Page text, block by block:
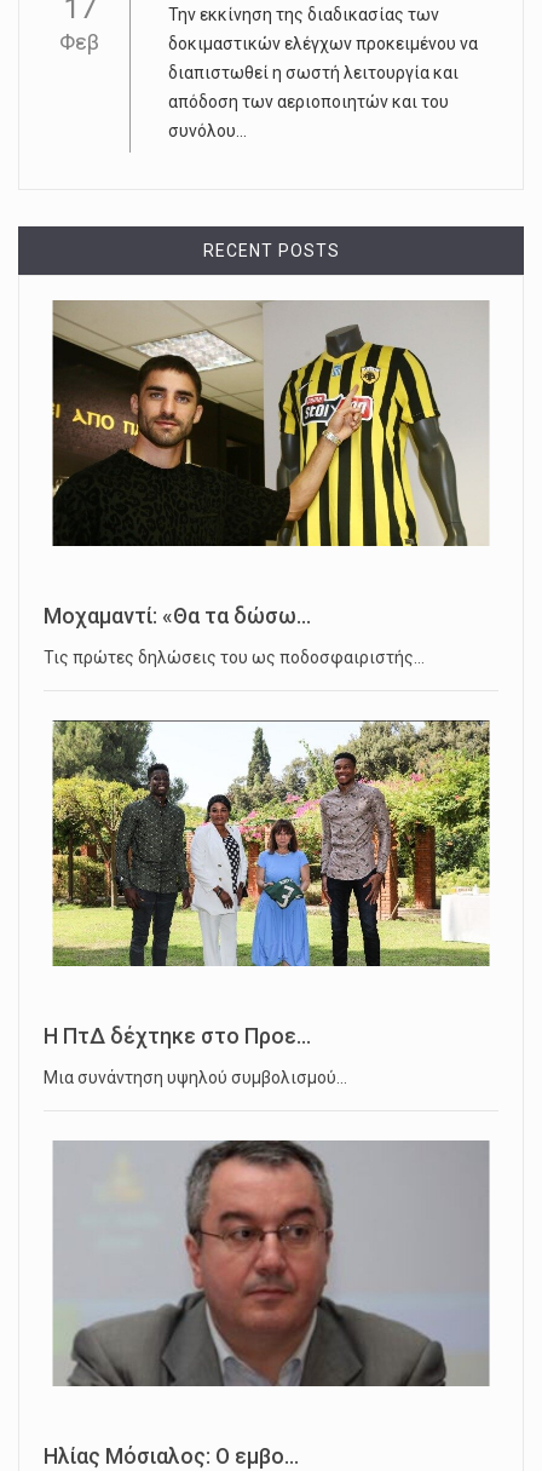
17
Φεβ
Την εκκίνηση της διαδικασίας των
δοκιμαστικών ελέγχων προκειμένου να
διαπιστωθεί η σωστή λειτουργία και
απόδοση των αεριοποιητών και του
συνόλου...
RECENT POSTS
Μοχαμαντί: «Θα τα δώσω...
Τις πρώτες δηλώσεις του ως ποδοσφαιριστής…
Η ΠτΔ δέχτηκε στο Προε...
Μια συνάντηση υψηλού συμβολισμού…
Ηλίας Μόσιαλος: Ο εμβο...